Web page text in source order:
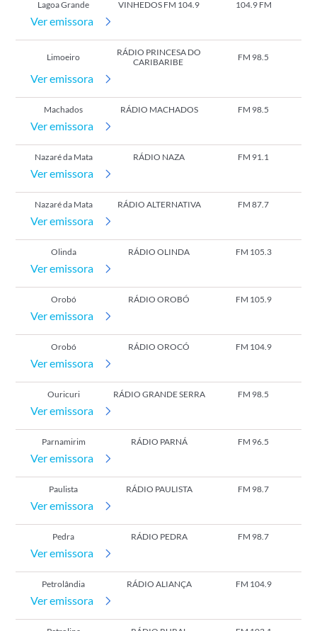
Lagoa Grande VINHEDOS FM 104.9 104.9 FM
Ver emissora
Limoeiro
RÁDIO PRINCESA DO
CARIBARIBE
FM 98.5
Ver emissora
Machados RÁDIO MACHADOS FM 98.5
Ver emissora
Nazaré da Mata RÁDIO NAZA FM 91.1
Ver emissora
Nazaré da Mata RÁDIO ALTERNATIVA FM 87.7
Ver emissora
Olinda RÁDIO OLINDA FM 105.3
Ver emissora
Orobó RÁDIO OROBÓ FM 105.9
Ver emissora
Orobó RÁDIO OROCÓ FM 104.9
Ver emissora
Ouricuri RÁDIO GRANDE SERRA FM 98.5
Ver emissora
Parnamirim RÁDIO PARNÁ FM 96.5
Ver emissora
Paulista RÁDIO PAULISTA FM 98.7
Ver emissora
Pedra RÁDIO PEDRA FM 98.7
Ver emissora
Petrolândia RÁDIO ALIANÇA FM 104.9
Ver emissora